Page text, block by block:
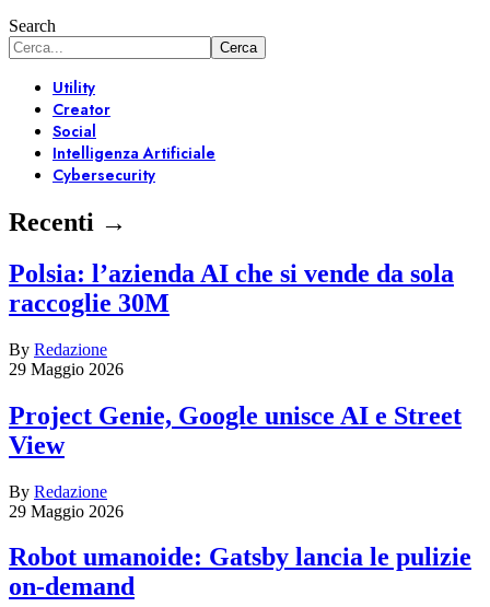
Search
Utility
Creator
Social
Intelligenza Artificiale
Cybersecurity
Recenti →
Polsia: l’azienda AI che si vende da sola
raccoglie 30M
By Redazione
29 Maggio 2026
Project Genie, Google unisce AI e Street
View
By Redazione
29 Maggio 2026
Robot umanoide: Gatsby lancia le pulizie
on-demand